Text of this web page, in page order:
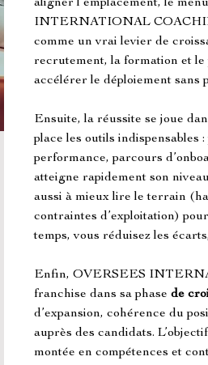
aligner l’emplacement, le
INTERNATIONAL
comme un vrai levier de
recrutement, la formation et le
accélérer le déploiement sans
Ensuite, la réussite se joue
place les outils indispensables
performance, parcours
atteigne rapidement son
aussi à mieux lire le terrain
contraintes d’exploitation)
temps, vous réduisez les
Enfin, OVERSEES
franchise dans sa phase de
d’expansion, cohérence du
auprès des candidats.
montée en compétences et